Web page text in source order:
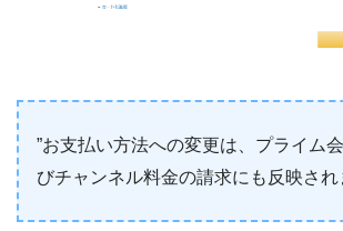
”お支払い方法への変更は、プライム
びチャンネル料金の請求にも反映され